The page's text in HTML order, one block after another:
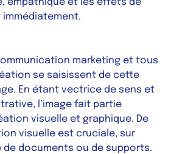
empathique et les effets de
marketing et tous
se saisissent de cette
En étant vectrice de sens et
l’image fait partie
visuelle et graphique. De
visuelle est cruciale, sur
de documents ou de supports.